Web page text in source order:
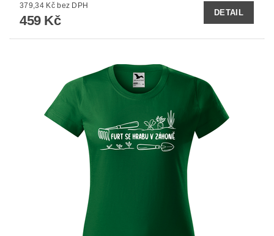
379,34 Kč bez DPH
459 Kč
DETAIL